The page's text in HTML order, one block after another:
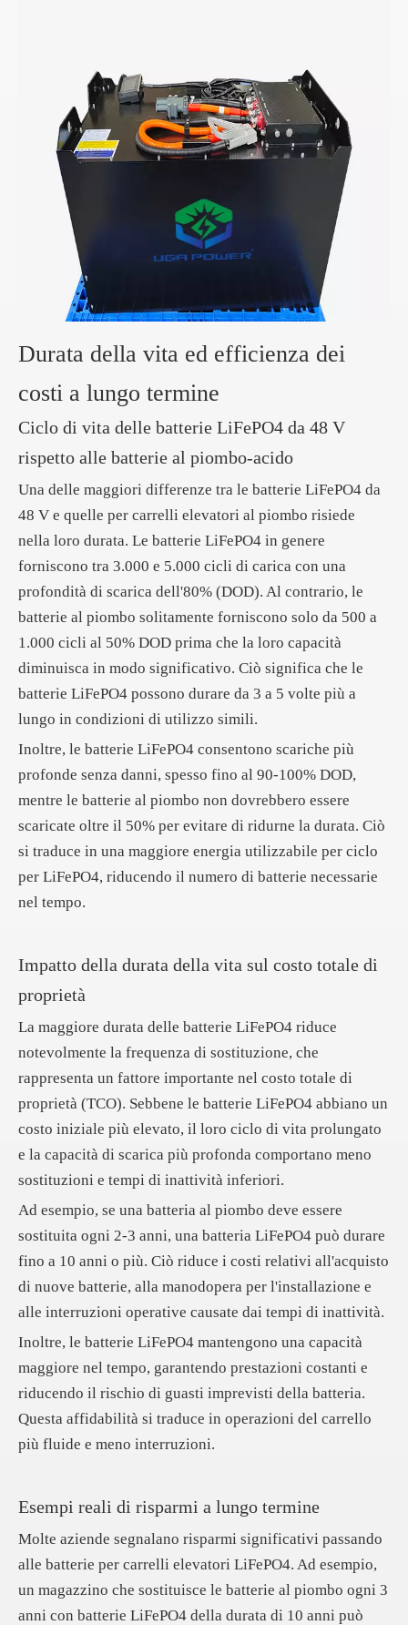
Durata della vita ed efficienza dei
costi a lungo termine
Ciclo di vita delle batterie LiFePO4 da 48 V
rispetto alle batterie al piombo-acido
Una delle maggiori differenze tra le batterie LiFePO4 da
48 V e quelle per carrelli elevatori al piombo risiede
nella loro durata. Le batterie LiFePO4 in genere
forniscono tra 3.000 e 5.000 cicli di carica con una
profondità di scarica dell'80% (DOD). Al contrario, le
batterie al piombo solitamente forniscono solo da 500 a
1.000 cicli al 50% DOD prima che la loro capacità
diminuisca in modo significativo. Ciò significa che le
batterie LiFePO4 possono durare da 3 a 5 volte più a
lungo in condizioni di utilizzo simili.
Inoltre, le batterie LiFePO4 consentono scariche più
profonde senza danni, spesso fino al 90-100% DOD,
mentre le batterie al piombo non dovrebbero essere
scaricate oltre il 50% per evitare di ridurne la durata. Ciò
si traduce in una maggiore energia utilizzabile per ciclo
per LiFePO4, riducendo il numero di batterie necessarie
nel tempo.
Impatto della durata della vita sul costo totale di
proprietà
La maggiore durata delle batterie LiFePO4 riduce
notevolmente la frequenza di sostituzione, che
rappresenta un fattore importante nel costo totale di
proprietà (TCO). Sebbene le batterie LiFePO4 abbiano un
costo iniziale più elevato, il loro ciclo di vita prolungato
e la capacità di scarica più profonda comportano meno
sostituzioni e tempi di inattività inferiori.
Ad esempio, se una batteria al piombo deve essere
sostituita ogni 2-3 anni, una batteria LiFePO4 può durare
fino a 10 anni o più. Ciò riduce i costi relativi all'acquisto
di nuove batterie, alla manodopera per l'installazione e
alle interruzioni operative causate dai tempi di inattività.
Inoltre, le batterie LiFePO4 mantengono una capacità
maggiore nel tempo, garantendo prestazioni costanti e
riducendo il rischio di guasti imprevisti della batteria.
Questa affidabilità si traduce in operazioni del carrello
più fluide e meno interruzioni.
Esempi reali di risparmi a lungo termine
Molte aziende segnalano risparmi significativi passando
alle batterie per carrelli elevatori LiFePO4. Ad esempio,
un magazzino che sostituisce le batterie al piombo ogni 3
anni con batterie LiFePO4 della durata di 10 anni può